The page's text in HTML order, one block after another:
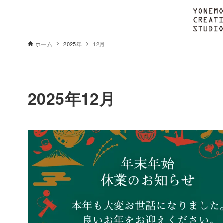
ホーム 2025年 12月
2025年12月